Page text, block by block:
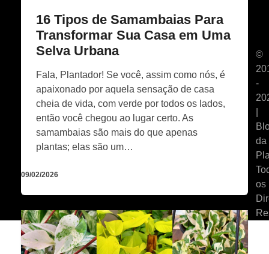
16 Tipos de Samambaias Para
Transformar Sua Casa em Uma
Selva Urbana
Fala, Plantador! Se você, assim como nós, é
apaixonado por aquela sensação de casa
cheia de vida, com verde por todos os lados,
então você chegou ao lugar certo. As
samambaias são mais do que apenas
plantas; elas são um…
09/02/2026
©
-
da
os